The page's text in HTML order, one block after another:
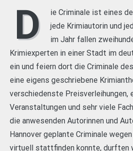
D
ie Criminale ist eines
jede Krimiautorin und
im Jahr fallen
Krimiexperten in einer Stadt im
ein und feiern dort die Criminale
eine eigens geschriebene
verschiedenste Preisverleihungen,
Veranstaltungen und sehr viele
die anwesenden Autorinnen und
Hannover geplante Criminale
virtuell stattfinden konnte, durften